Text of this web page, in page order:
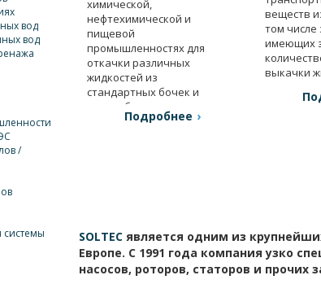
вод
вод
/
системы
химической,
нефтехимической и
пищевой
промышленностях для
откачки различных
жидкостей из
стандартных бочек и
еврокубов.
Подробнее
веществ
том числе
имеющих
выкачки
SOLTECявляется одним из
Европе. С 1991 года компания узко
насосов, роторов, статоров и прочих